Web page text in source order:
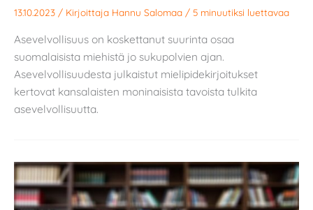
13.10.2023 / Kirjoittaja Hannu Salomaa / 5 minuutiksi luettavaa
Asevelvollisuus on koskettanut suurinta osaa
suomalaisista miehistä jo sukupolvien ajan.
Asevelvollisuudesta julkaistut mielipidekirjoitukset
kertovat kansalaisten moninaisista tavoista tulkita
asevelvollisuutta.